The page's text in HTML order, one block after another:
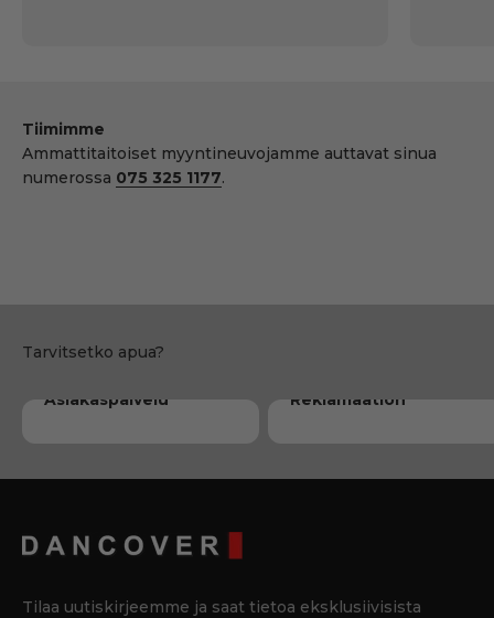
Tiimimme
Ammattitaitoiset myyntineuvojamme auttavat sinua
numerossa 075 325 1177.
Asiakaspalvelu Reklamaation
Tilaa uutiskirjeemme ja saat tietoa eksklusiivisista